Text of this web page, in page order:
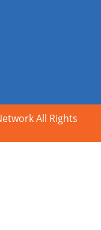
All Rights